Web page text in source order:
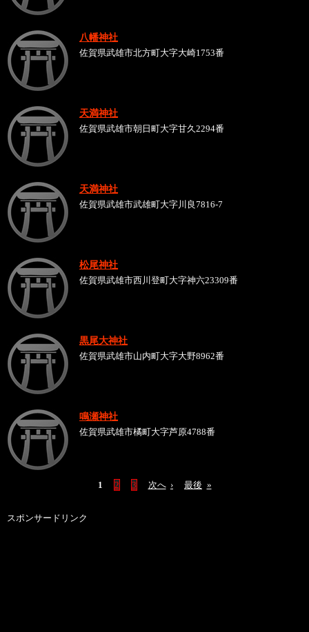
八幡神社
佐賀県武雄市北方町大字大崎1753番
天満神社
佐賀県武雄市朝日町大字甘久2294番
天満神社
佐賀県武雄市武雄町大字川良7816-7
松尾神社
佐賀県武雄市西川登町大字神六23309番
黒尾大神社
佐賀県武雄市山内町大字大野8962番
鳴瀬神社
佐賀県武雄市橘町大字芦原4788番
1 2 3 次へ › 最後 »
スポンサードリンク